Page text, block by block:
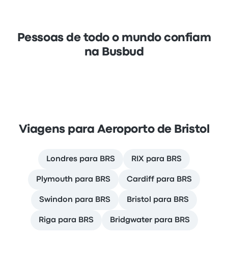
Pessoas de todo o mundo confiam
na Busbud
Viagens para Aeroporto de Bristol
Londres para BRS RIX para BRS
Plymouth para BRS Cardiff para BRS
Swindon para BRS Bristol para BRS
Riga para BRS Bridgwater para BRS